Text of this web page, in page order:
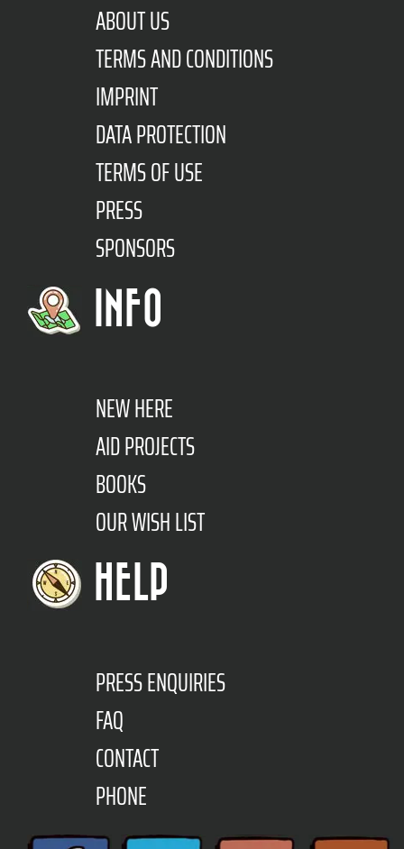
ABOUT US
TERMS AND CONDITIONS
IMPRINT
DATA PROTECTION
TERMS OF USE
PRESS
SPONSORS
INFO
NEW HERE
AID PROJECTS
BOOKS
OUR WISH LIST
HELP
PRESS ENQUIRIES
FAQ
CONTACT
PHONE